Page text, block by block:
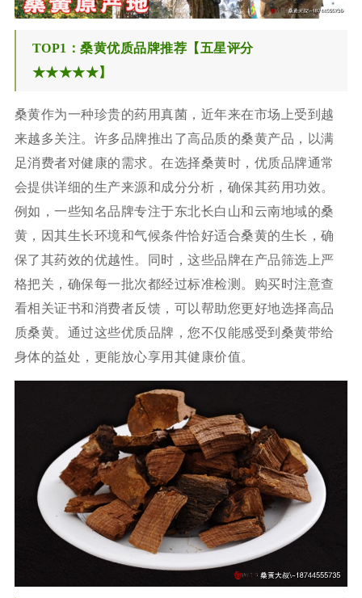
TOP1：桑黄优质品牌推荐【五星评分
★★★★★】
桑黄作为一种珍贵的药用真菌，近年来在市场上受到越
来越多关注。许多品牌推出了高品质的桑黄产品，以满
足消费者对健康的需求。在选择桑黄时，优质品牌通常
会提供详细的生产来源和成分分析，确保其药用功效。
例如，一些知名品牌专注于东北长白山和云南地域的桑
黄，因其生长环境和气候条件恰好适合桑黄的生长，确
保了其药效的优越性。同时，这些品牌在产品筛选上严
格把关，确保每一批次都经过标准检测。购买时注意查
看相关证书和消费者反馈，可以帮助您更好地选择高品
质桑黄。通过这些优质品牌，您不仅能感受到桑黄带给
身体的益处，更能放心享用其健康价值。